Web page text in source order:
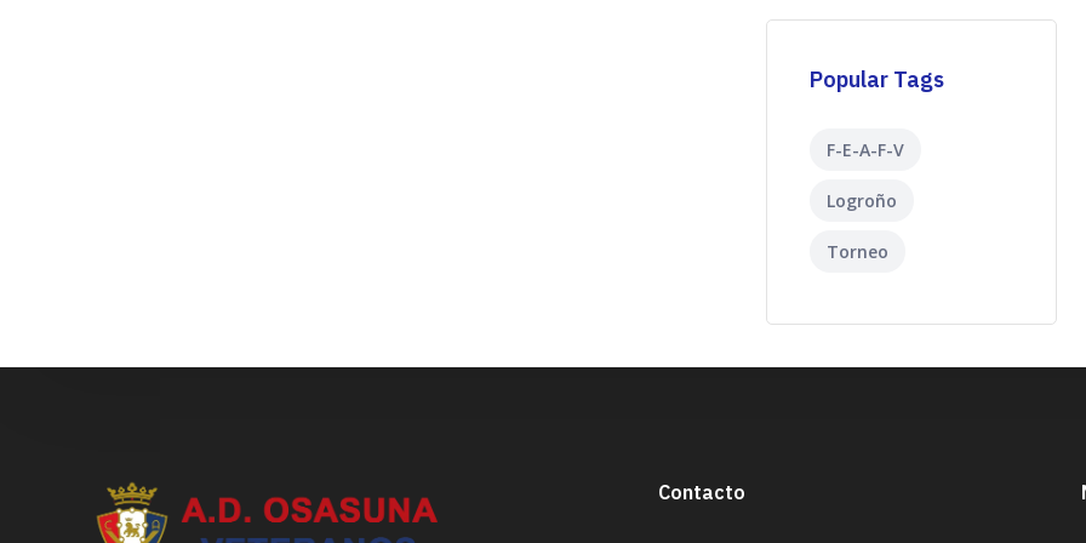
Popular Tags
F-E-A-F-V
Logroño
Torneo
Contacto